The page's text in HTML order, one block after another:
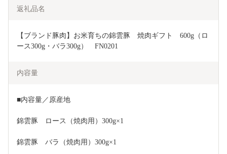
返礼品名
【ブランド豚肉】お米育ちの錦雲豚　焼肉ギフト　600g（ロ
ース300g・バラ300g）　FN0201
内容量
■内容量／原産地
錦雲豚　ロース（焼肉用）300g×1
錦雲豚　バラ（焼肉用）300g×1